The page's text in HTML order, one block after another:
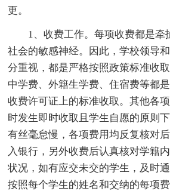
更。
1、收费工作。每项收费都是牵
社会的敏感神经。因此，学校领导
分重视，都是严格按照政策标准收
中学费、外籍生学费、住宿费等都
收费许可证上的标准收取。其他各
时发生即时收取且学生自愿的原则
有丝毫怠慢，各项费用均反复核对
入银行，另外收费后认真核对学籍
状况，如有应交未交的学生，及时
按照每个学生的姓名和交纳的每项